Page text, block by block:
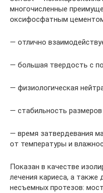
многочисленные
оксифосфатным
— отлично
— большая твердость с
— физиологическая
— стабильность
— время затвердевания
от температуры и
Показан в качестве
лечения кариеса, а также
несъемных протезов: